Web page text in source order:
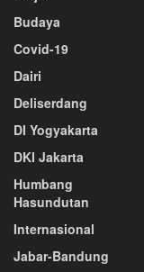
Budaya
Covid-19
Dairi
Deliserdang
DI Yogyakarta
DKI Jakarta
Humbang
Hasundutan
Internasional
Jabar-Bandung